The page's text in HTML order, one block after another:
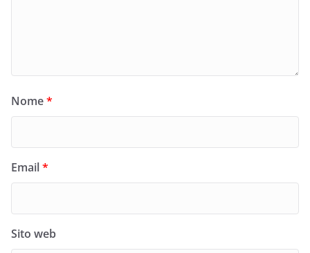
Nome*
Email*
Sito web